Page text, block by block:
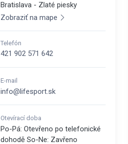
Bratislava - Zlaté piesky
Zobraziť na mape
Telefón
421 902 571 642
E-mail
info@lifesport.sk
Otevírací doba
Po-Pá: Otevřeno po telefonické
dohodě So-Ne: Zavřeno